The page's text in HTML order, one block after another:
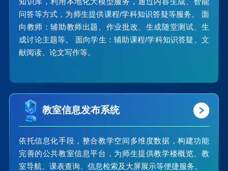
问答等方式，为师生提供课程/学科知识答疑等服务。 面
向教师：辅助教师出题、作业批改、生成随堂测试、生
成讨论主题等。 面向学生：辅助课程/学科知识答疑、文
献阅读、论文写作等。
教室信息发布系统
依托信息化手段，整合教学空间多维度数据，构建功能
完善的公共教室信息平台，为师生提供教学楼概览、教
室导航、课表查询、信息检索及大屏展示等便捷服务。